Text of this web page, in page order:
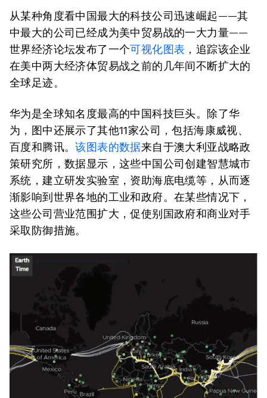
从某种角度看中国最大的科技公司迅速崛起——其
中最大的公司已经成为美中贸易战的一大力量——
世界经济论坛发布了一个可视化图表 ，追踪该企业
在美中两大经济体贸易战之前的几年间不断扩大的
全球足迹。
华为是全球知名度最高的中国科技巨头。除了华
为，图中还展示了其他11家公司，包括海康威视、
百度和腾讯。该图表的数据来自于澳大利亚战略政
策研究所，数据显示，这些中国公司创建智慧城市
系统，建立研发实验室，资助海底电缆等，从而逐
渐影响到世界各地的工业和政府。在某些情况下，
这些公司营业范围扩大，促使别国政府和商业对手
采取防御措施。